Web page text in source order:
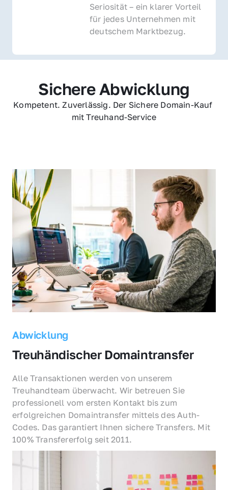
Seriosität – ein klarer Vorteil
für jedes Unternehmen mit
deutschem Marktbezug.
Sichere Abwicklung
Kompetent. Zuverlässig. Der Sichere Domain-Kauf
mit Treuhand-Service
Abwicklung
Treuhändischer Domaintransfer
Alle Transaktionen werden von unserem
Treuhandteam überwacht. Wir betreuen Sie
professionell vom ersten Kontakt bis zum
erfolgreichen Domaintransfer mittels des Auth-
Codes. Das garantiert Ihnen sichere Transfers. Mit
100% Transfererfolg seit 2011.